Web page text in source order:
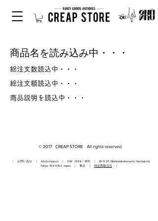
商品名を読み込み中・・・
総注文数読込中・・・
総注文額読込中・・・
商品説明を読込中・・・
© 2017 CREAP STORE All rights reserved.
｜ お問い合せ ｜ info@creap.co｜ 042（659）1870 ｜ 81-11 2F, Nishiterakatamachi, Hachioji-shi,
Tokyo, 192-0153, Japan ｜ 東京 ｜ 特定商取引法｜